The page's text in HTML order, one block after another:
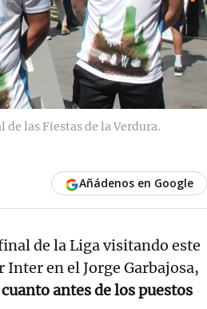
las Fiestas de la Verdura.
Añádenos en Google
de la Liga visitando este
Inter en el Jorge Garbajosa,
antes de los puestos